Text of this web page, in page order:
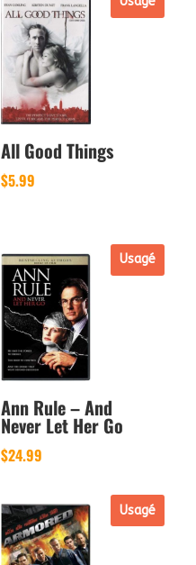
All Good Things
$5.99
Usagé
Ann Rule – And
Never Let Her Go
$24.99
Usagé